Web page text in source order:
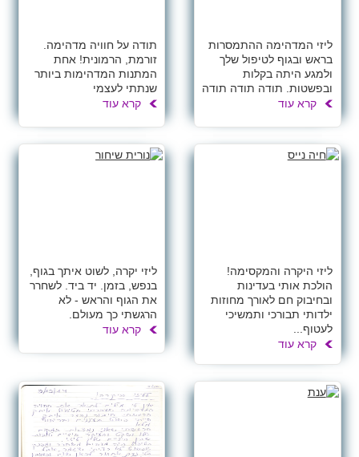
ליזי המדהימה ההתמסרות
בראש ובגוף לטיפול שלך
ולמגע היתה בקלות
ובפשטות. תודה תודה תודה
קרא עוד
תודה על חוויה מדהימה.
זורמת, הרמונית! אחת
המתנות המדהימות ביותר
שנתתי לעצמי
קרא עוד
ליזי היקרה והמקסימה!
הולכת אותי בעדינות
ובחיבוק חם לאורך מחוזות
ילדותי תבורכי ותמשיכי
לעטוף...
קרא עוד
ליזי יקרה, לשוט איתך בגוף,
בנפש, בזמן. יד ביד. לשחרר
את הגוף והראש - לא
הרגשתי כך מעולם.
קרא עוד